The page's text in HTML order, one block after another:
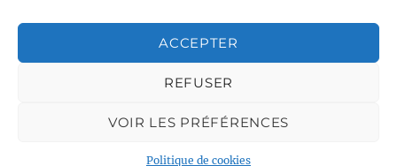
ACCEPTER
REFUSER
VOIR LES PRÉFÉRENCES
Politique de cookies